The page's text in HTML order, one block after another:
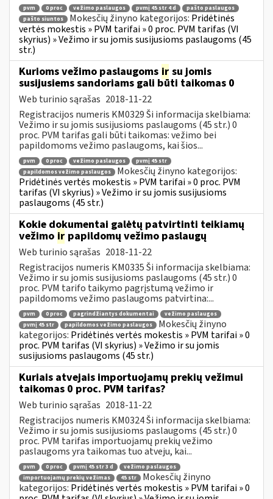
pvm 0 proc vežimo paslaugos pvmį 45 str 4 d
pašto paslaugos
pašto siuntos
Mokesčių žinyno kategorijos: Pridėtinės
vertės mokestis » PVM tarifai » 0 proc. PVM tarifas (VI
skyrius) » Vežimo ir su jomis susijusioms paslaugoms (45
str.)
Kurioms vežimo paslaugoms ir su jomis
susijusiems sandoriams gali būti taikomas 0
Web turinio sąrašas 2018-11-22
Registracijos numeris KM0329 Ši informacija skelbiama:
Vežimo ir su jomis susijusioms paslaugoms (45 str.) 0
proc. PVM tarifas gali būti taikomas: vežimo bei
papildomoms vežimo paslaugoms, kai šios...
pvm 0 proc vežimo paslaugos
pvmį 45 str
papildomos vežimo paslaugos
Mokesčių žinyno kategorijos:
Pridėtinės vertės mokestis » PVM tarifai » 0 proc. PVM
tarifas (VI skyrius) » Vežimo ir su jomis susijusioms
paslaugoms (45 str.)
Kokie dokumentai galėtų patvirtinti teikiamų
vežimo ir papildomų vežimo paslaugų
Web turinio sąrašas 2018-11-22
Registracijos numeris KM0335 Ši informacija skelbiama:
Vežimo ir su jomis susijusioms paslaugoms (45 str.) 0
proc. PVM tarifo taikymo pagrįstumą vežimo ir
papildomoms vežimo paslaugoms patvirtina:...
pvm 0 proc pagrindžiantys dokumentai
vežimo paslaugos
pvmį 45 str
papildomos vežimo paslaugos
Mokesčių žinyno
kategorijos: Pridėtinės vertės mokestis » PVM tarifai » 0
proc. PVM tarifas (VI skyrius) » Vežimo ir su jomis
susijusioms paslaugoms (45 str.)
Kuriais atvejais importuojamų prekių vežimui
taikomas 0 proc. PVM tarifas?
Web turinio sąrašas 2018-11-22
Registracijos numeris KM0324 Ši informacija skelbiama:
Vežimo ir su jomis susijusioms paslaugoms (45 str.) 0
proc. PVM tarifas importuojamų prekių vežimo
paslaugoms yra taikomas tuo atveju, kai...
pvm 0 proc pvmį 45 str 3 d
vežimo paslaugos
importuojamų prekių vežimas
45 str
Mokesčių žinyno
kategorijos: Pridėtinės vertės mokestis » PVM tarifai » 0